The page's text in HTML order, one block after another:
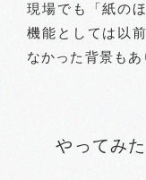
現場でも「紙の
機能としては以
なかった背景もあ
やってみ